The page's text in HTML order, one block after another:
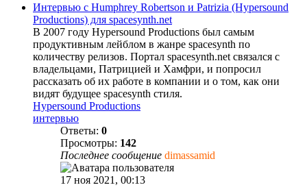
Интервью с Humphrey Robertson и Patrizia (Hypersound
Productions) для spacesynth.net
В 2007 году Hypersound Productions был самым
продуктивным лейблом в жанре spacesynth по
количеству релизов. Портал spacesynth.net связался с
владельцами, Патрицией и Хамфри, и попросил
рассказать об их работе в компании и о том, как они
видят будущее spacesynth стиля.
Hypersound Productions
интервью
Ответы: 0
Просмотры: 142
Последнее сообщение dimassamid
17 ноя 2021, 00:13